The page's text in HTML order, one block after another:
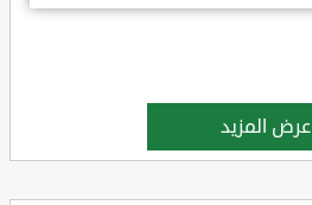
عرض المزيد